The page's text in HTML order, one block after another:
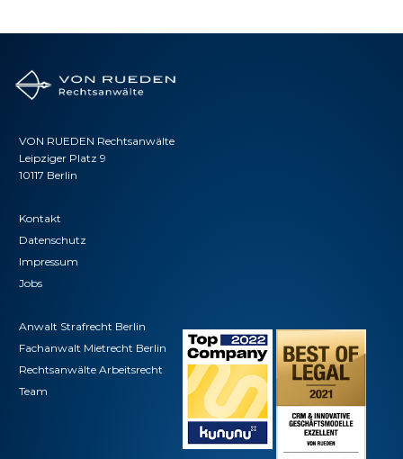
VON RUEDEN Rechtsanwälte
Leipziger Platz 9
10117 Berlin
Kontakt
Datenschutz
Impressum
Jobs
Anwalt Strafrecht Berlin
Fachanwalt Mietrecht Berlin
Rechtsanwälte Arbeitsrecht
Team